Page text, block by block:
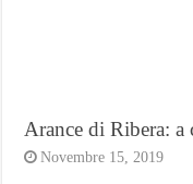
Arance di Ribera:
Novembre 15, 2019